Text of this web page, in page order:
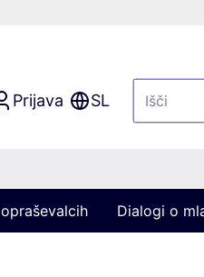
Prijava SL
Dialogi o